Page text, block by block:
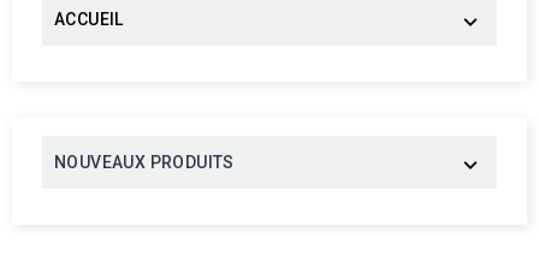
ACCUEIL 
NOUVEAUX PRODUITS 